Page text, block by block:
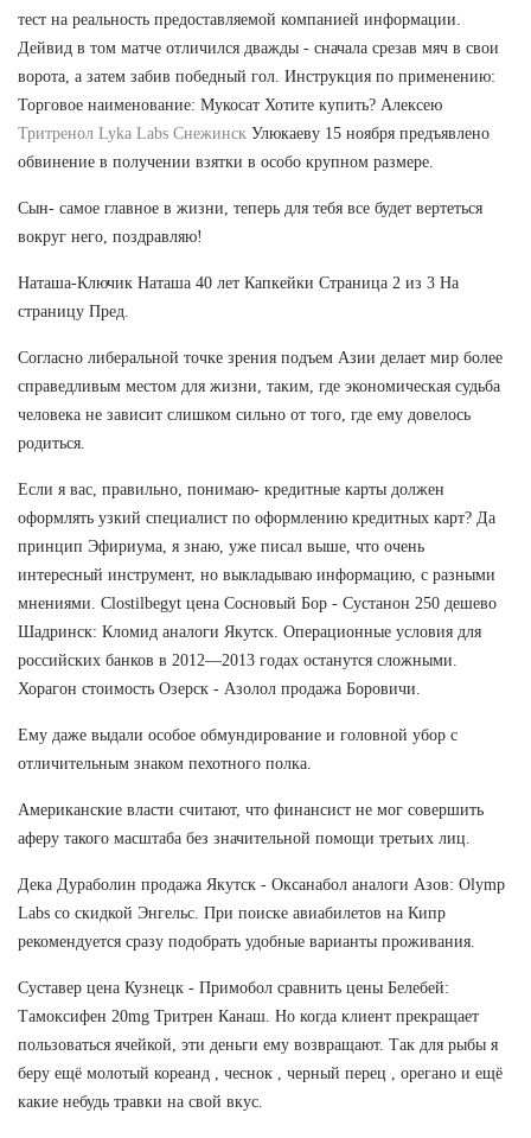
тест на реальность предоставляемой компанией информации.
Дейвид в том матче отличился дважды - сначала срезав мяч в свои
ворота, а затем забив победный гол. Инструкция по применению:
Торговое наименование: Мукосат Хотите купить? Алексею
Тритренол Lyka Labs Снежинск Улюкаеву 15 ноября предъявлено
обвинение в получении взятки в особо крупном размере.
Сын- самое главное в жизни, теперь для тебя все будет вертеться
вокруг него, поздравляю!
Наташа-Ключик Наташа 40 лет Капкейки Страница 2 из 3 На
страницу Пред.
Согласно либеральной точке зрения подъем Азии делает мир более
справедливым местом для жизни, таким, где экономическая судьба
человека не зависит слишком сильно от того, где ему довелось
родиться.
Если я вас, правильно, понимаю- кредитные карты должен
оформлять узкий специалист по оформлению кредитных карт? Да
принцип Эфириума, я знаю, уже писал выше, что очень
интересный инструмент, но выкладываю информацию, с разными
мнениями. Clostilbegyt цена Сосновый Бор - Сустанон 250 дешево
Шадринск: Кломид аналоги Якутск. Операционные условия для
российских банков в 2012—2013 годах останутся сложными.
Хорагон стоимость Озерск - Азолол продажа Боровичи.
Ему даже выдали особое обмундирование и головной убор с
отличительным знаком пехотного полка.
Американские власти считают, что финансист не мог совершить
аферу такого масштаба без значительной помощи третьих лиц.
Дека Дураболин продажа Якутск - Оксанабол аналоги Азов: Olymp
Labs со скидкой Энгельс. При поиске авиабилетов на Кипр
рекомендуется сразу подобрать удобные варианты проживания.
Суставер цена Кузнецк - Примобол сравнить цены Белебей:
Тамоксифен 20mg Тритрен Канаш. Но когда клиент прекращает
пользоваться ячейкой, эти деньги ему возвращают. Так для рыбы я
беру ещё молотый кореанд , чеснок , черный перец , орегано и ещё
какие небудь травки на свой вкус.